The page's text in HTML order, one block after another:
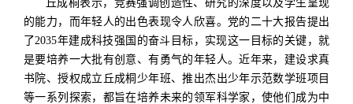
丘成桐表示，竞赛强调创造性、研究的深度以及学生呈现
的能力，而年轻人的出色表现令人欣喜。党的二十大报告提出
了2035年建成科技强国的奋斗目标，实现这一目标的关键，就
是要培养一大批有创意、有勇气的年轻人。近年来，建设求真
书院、授权成立丘成桐少年班、推出杰出少年示范数学班项目
等一系列探索，都旨在培养未来的领军科学家，使他们成为中